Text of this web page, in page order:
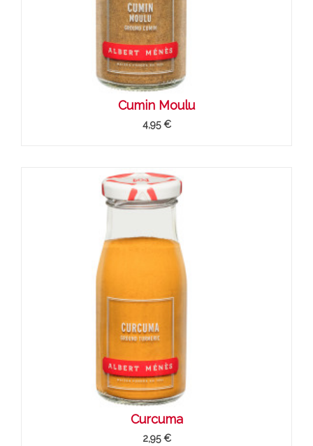
Cumin Moulu
4,95 €
Curcuma
2,95 €